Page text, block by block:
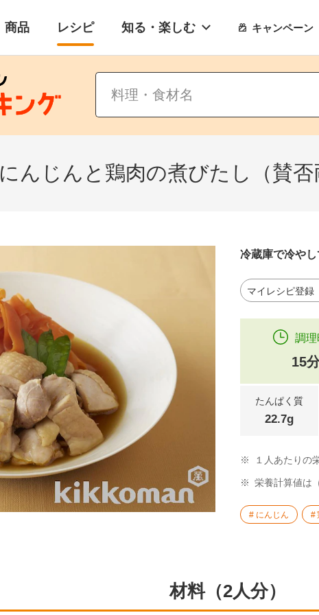
商品 レシピ 知る・楽しむ キャンペーン
にんじんと鶏肉の煮びたし（賛
冷蔵庫で冷やし
マイレシピ登録
調理
15
たんぱく質
22.7g
※ １人あたりの
※ 栄養計算値は
にんじん
材料（2人分）